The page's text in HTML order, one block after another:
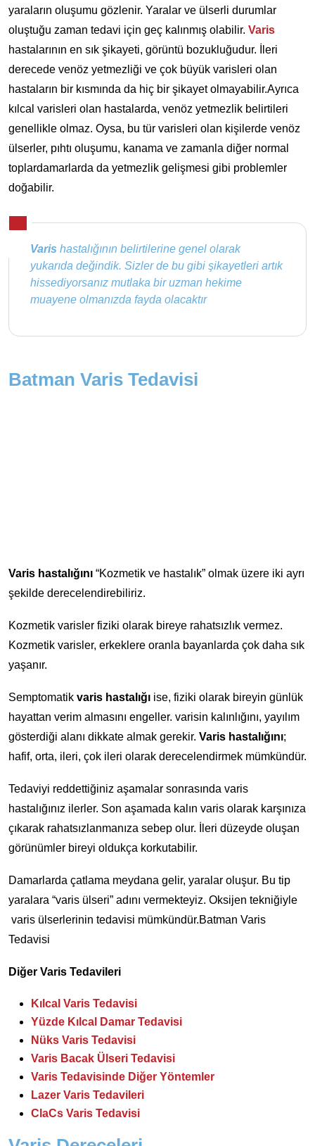
yaraların oluşumu gözlenir. Yaralar ve ülserli durumlar
oluştuğu zaman tedavi için geç kalınmış olabilir. Varis
hastalarının en sık şikayeti, görüntü bozukluğudur. İleri
derecede venöz yetmezliği ve çok büyük varisleri olan
hastaların bir kısmında da hiç bir şikayet olmayabilir.Ayrıca
kılcal varisleri olan hastalarda, venöz yetmezlik belirtileri
genellikle olmaz. Oysa, bu tür varisleri olan kişilerde venöz
ülserler, pıhtı oluşumu, kanama ve zamanla diğer normal
toplardamarlarda da yetmezlik gelişmesi gibi problemler
doğabilir.
Varis hastalığının belirtilerine genel olarak
yukarıda değindik. Sizler de bu gibi şikayetleri artık
hissediyorsanız mutlaka bir uzman hekime
muayene olmanızda fayda olacaktır
Batman Varis Tedavisi
Varis hastalığını “Kozmetik ve hastalık” olmak üzere iki ayrı
şekilde derecelendirebiliriz.
Kozmetik varisler fiziki olarak bireye rahatsızlık vermez.
Kozmetik varisler, erkeklere oranla bayanlarda çok daha sık
yaşanır.
Semptomatik varis hastalığı ise, fiziki olarak bireyin günlük
hayattan verim almasını engeller. varisin kalınlığını, yayılım
gösterdiği alanı dikkate almak gerekir. Varis hastalığını;
hafif, orta, ileri, çok ileri olarak derecelendirmek mümkündür.
Tedaviyi reddettiğiniz aşamalar sonrasında varis
hastalığınız ilerler. Son aşamada kalın varis olarak karşınıza
çıkarak rahatsızlanmanıza sebep olur. İleri düzeyde oluşan
görünümler bireyi oldukça korkutabilir.
Damarlarda çatlama meydana gelir, yaralar oluşur. Bu tip
yaralara “varis ülseri” adını vermekteyiz. Oksijen tekniğiyle
varis ülserlerinin tedavisi mümkündür.Batman Varis
Tedavisi
Diğer Varis Tedavileri
Kılcal Varis Tedavisi
Yüzde Kılcal Damar Tedavisi
Nüks Varis Tedavisi
Varis Bacak Ülseri Tedavisi
Varis Tedavisinde Diğer Yöntemler
Lazer Varis Tedavileri
ClaCs Varis Tedavisi